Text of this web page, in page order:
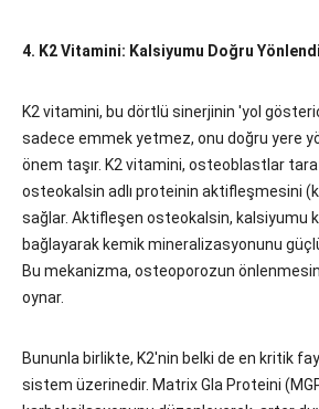
4. K2 Vitamini: Kalsiyumu Doğru
K2 vitamini, bu dörtlü sinerjinin 'yol
sadece emmek yetmez, onu doğru yere
önem taşır. K2 vitamini, osteoblastlar
osteokalsin adlı proteinin aktifleşmesini
sağlar. Aktifleşen osteokalsin, kalsiyumu
bağlayarak kemik mineralizasyonunu
Bu mekanizma, osteoporozun
oynar.
Bununla birlikte, K2'nin belki de en kritik
sistem üzerinedir. Matrix Gla Proteini